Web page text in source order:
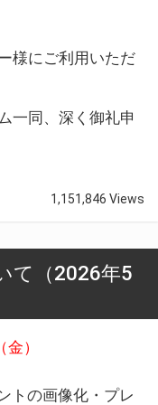
様にご利用いただ
一同、深く御礼申
1,151,846 Views
て（2026年5
）
トの画像化・プレ